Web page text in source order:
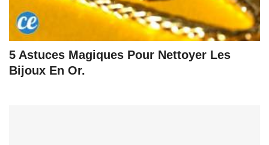
5 Astuces Magiques Pour Nettoyer Les
Bijoux En Or.